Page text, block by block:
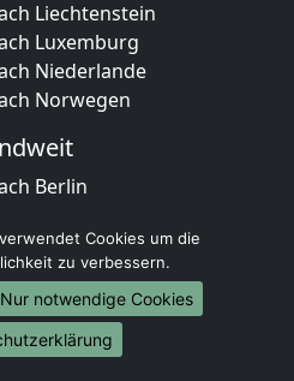
Liechtenstein
Luxemburg
Niederlande
Norwegen
Berlin
München
Köln
Frankfurt am Main
Stuttgart
Düsseldorf
Cookies um die
zu verbessern.
Nur notwendige Cookies